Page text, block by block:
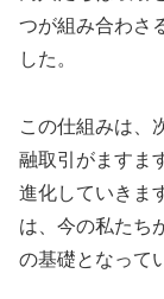
つが組み合わさ
した。
この仕組みは、
融取引がますま
進化していきま
は、今の私たち
の基礎となって